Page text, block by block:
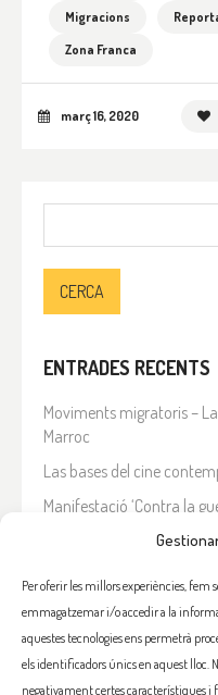
Per oferir les millors experiències, fem
emmagatzemar i/o accedir a la
aquestes tecnologies ens permetrà
els identificadors únics en aquest lloc.
negativament certes característiques i
Migracions
Zona Franca
març 16, 2020
ENTRADES RECENTS
Moviments migratoris –
Marroc
Las bases del cine
Manifestació ‘Contra la
En solidaritat amb el
Què està passant a l’Iran?
COMENTARIS